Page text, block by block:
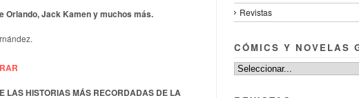
Orlando, Jack Kamen y muchos más.
LAS HISTORIAS MÁS RECORDADAS DE LA
Revistas
CÓMICS Y NOVELAS